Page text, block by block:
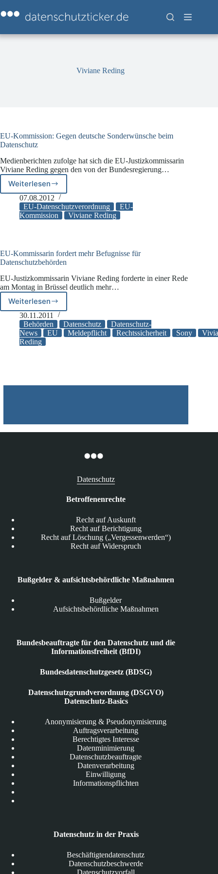
Inhalt
springen
Viviane Reding
EU-Kommission: Gegen deutsche Sonderwünsche beim
Datenschutz
Medienberichten zufolge hat sich die EU-Justizkommissarin
Viviane Reding gegen den von der Bundesregierung…
Weiterlesen
EU-
Kommission:
Gegen
deutsche
07.08.2012
EU-Datenschutzverordnung
EU-
Kommission
Viviane Reding
EU-Kommissarin fordert mehr Befugnisse für
Datenschutzbehörden
EU-Justizkommissarin Viviane Reding forderte in einer Rede
am Montag in Brüssel deutlich mehr…
Weiterlesen
EU-
Kommissarin
fordert
mehr
Befugnisse
30.11.2011
Behörden
Datenschutz
Datenschutz-
News
EU Meldepflicht Rechtssicherheit Sony
Reding
Datenschutz
Betroffenenrechte
Recht auf Auskunft
Recht auf Berichtigung
Recht auf Löschung („Vergessenwerden“)
Recht auf Widerspruch
Bußgelder & aufsichtsbehördliche Maßnahmen
Bußgelder
Aufsichtsbehördliche Maßnahmen
Bundesbeauftragte für den Datenschutz und die
Informationsfreiheit (BfDI)
Bundesdatenschutzgesetz (BDSG)
Datenschutzgrundverordnung (DSGVO)
Datenschutz-Basics
Anonymisierung & Pseudonymisierung
Auftragsverarbeitung
Berechtigtes Interesse
Datenminimierung
Datenschutzbeauftragte
Datenverarbeitung
Einwilligung
Informationspflichten
Datenschutz in der Praxis
Beschäftigtendatenschutz
Datenschutzbeschwerde
Datenschutzvorfall